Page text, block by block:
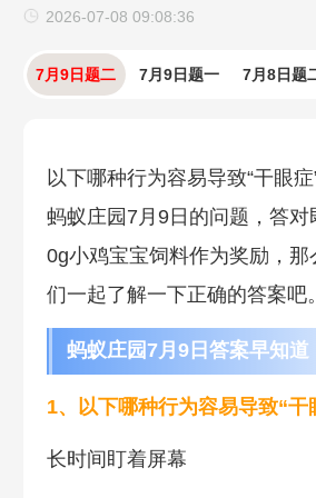
2026-07-08 09:08:36
7月9日题二 7月9日题一 7月8日题
以下哪种行为容易导致“干眼
蚂蚁庄园7月9日的问题，答
0g小鸡宝宝饲料作为奖励，
们一起了解一下正确的答案吧。
蚂蚁庄园7月9日答案早知道
1、以下哪种行为容易导致“干
长时间盯着屏幕